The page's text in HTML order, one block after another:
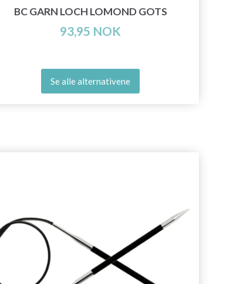
BC GARN LOCH LOMOND GOTS
93,95 NOK
Se alle alternativene